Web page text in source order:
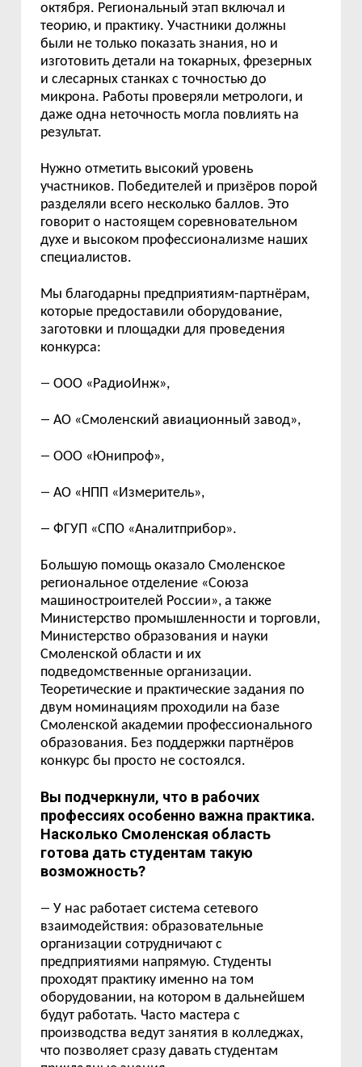
октября. Региональный этап включал и
теорию, и практику. Участники должны
были не только показать знания, но и
изготовить детали на токарных, фрезерных
и слесарных станках с точностью до
микрона. Работы проверяли метрологи, и
даже одна неточность могла повлиять на
результат.
Нужно отметить высокий уровень
участников. Победителей и призёров порой
разделяли всего несколько баллов. Это
говорит о настоящем соревновательном
духе и высоком профессионализме наших
специалистов.
Мы благодарны предприятиям-партнёрам,
которые предоставили оборудование,
заготовки и площадки для проведения
конкурса:
—ООО «РадиоИнж»,
—АО «Смоленский авиационный завод»,
—ООО «Юнипроф»,
—АО «НПП «Измеритель»,
—ФГУП «СПО «Аналитприбор».
Большую помощь оказало Смоленское
региональное отделение «Союза
машиностроителей России», а также
Министерство промышленности и торговли,
Министерство образования и науки
Смоленской области и их
подведомственные организации.
Теоретические и практические задания по
двум номинациям проходили на базе
Смоленской академии профессионального
образования. Без поддержки партнёров
конкурс бы просто не состоялся.
Вы подчеркнули, что в рабочих
профессиях особенно важна практика.
Насколько Смоленская область
готова дать студентам такую
возможность?
—У нас работает система сетевого
взаимодействия: образовательные
организации сотрудничают с
предприятиями напрямую. Студенты
проходят практику именно на том
оборудовании, на котором в дальнейшем
будут работать. Часто мастера с
производства ведут занятия в колледжах,
что позволяет сразу давать студентам